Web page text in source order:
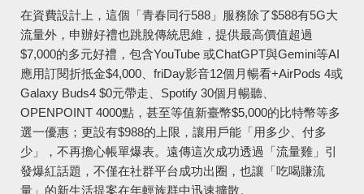
在資費設計上，這個「青春同行588」服務除了$588有5G大
流量外，申辦好禮也跳脫傳統思維，提供最高價值超過
$7,000的多元好禮，包含YouTube 或ChatGPT與Gemini等AI
應用訂閱折抵金$4,000、friDay影音12個月暢看+AirPods 4或
Galaxy Buds4 $0元帶走、Spotify 30個月暢聽、
OPENPOINT 4000點，甚至等值新臺幣$5,000的比特幣等多
選一優惠；更設有$988的上限，讓用戶能「用多少、付多
少」，不再擔心帳單爆表。遠傳這次成功透過「流量雞」引
發爆紅話題，不僅在社群平台成功出圈，也讓「吃喝賺流
量」的新生活提案在年輕族群中迅速擴散。